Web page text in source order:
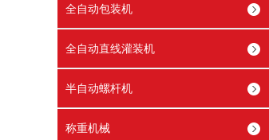
全自动包装机
全自动直线灌装机
半自动螺杆机
称重机械